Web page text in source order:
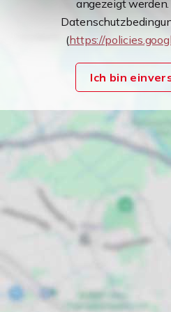
angezeigt
(https://
Ich bin